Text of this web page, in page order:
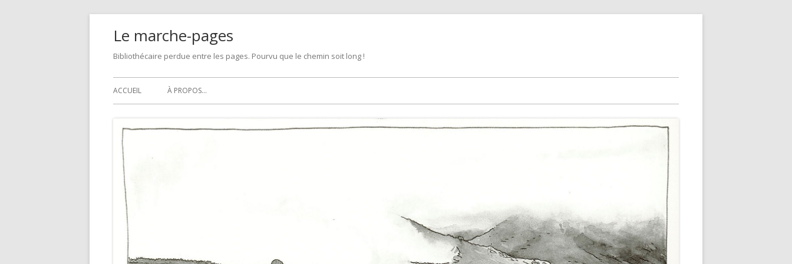
Le marche-pages
Bibliothécaire perdue entre les pages. Pourvu que le chemin soit long !
Primary
ACCUEIL À PROPOS…